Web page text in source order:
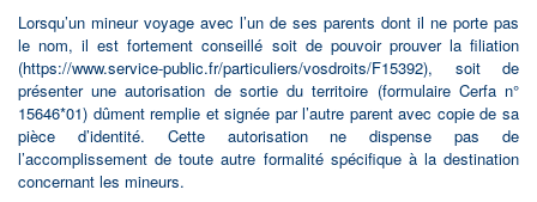
Lorsqu’un mineur voyage avec l’un de ses parents dont il ne porte pas
le nom, il est fortement conseillé soit de pouvoir prouver la filiation
(https://www.service-public.fr/particuliers/vosdroits/F15392), soit de
présenter une autorisation de sortie du territoire (formulaire Cerfa n°
15646*01) dûment remplie et signée par l’autre parent avec copie de sa
pièce d’identité. Cette autorisation ne dispense pas de
l’accomplissement de toute autre formalité spécifique à la destination
concernant les mineurs.